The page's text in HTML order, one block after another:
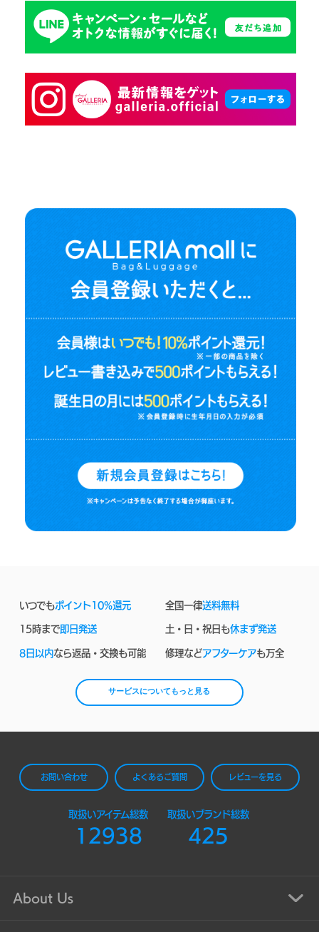
いつでもポイント10%還元 全国一律送料無料
15時まで即日発送 土・日・祝日も休まず発送
8日以内なら返品・交換も可能 修理などアフターケアも万全
サービスについてもっと見る
お問い合わせ よくあるご質問 レビューを見る
取扱いアイテム総数
12938
取扱いブランド総数
425
About Us